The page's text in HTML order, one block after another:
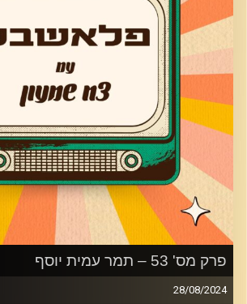
קרדיט תמונות:AudioVersity
פרק מס' 53 – תמר עמית יוסף
28/08/2024